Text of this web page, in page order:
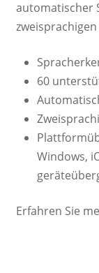
automatischer
60
Windows,
Erfahren Sie